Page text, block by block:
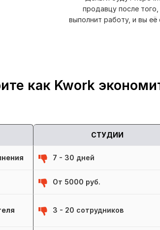
продавцу после того,
выполнит работу, и вы её
как Kwork
СТУДИИ
7 - 30 дней
От 5000 руб.
3 - 20 сотрудников